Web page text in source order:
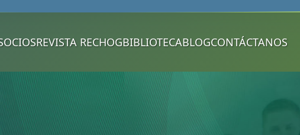
REVISTA RECHOGBIBLIOTECABLOGCONTÁCTANOS️